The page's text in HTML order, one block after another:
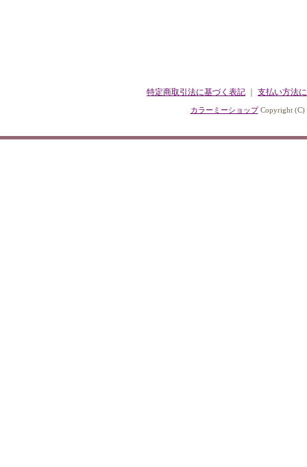
特定商取引法に基づく表記 支払い方法
カラーミーショップCopyright (C)